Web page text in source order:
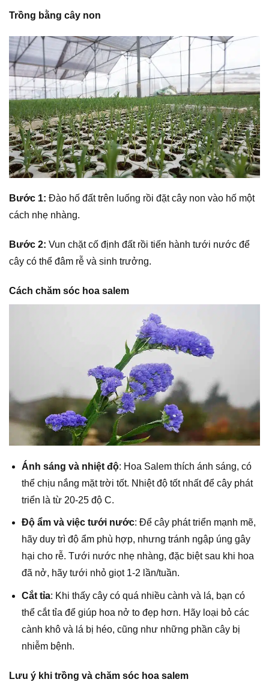
Trồng bằng cây non
Bước 1: Đào hố đất trên luống rồi đặt cây non vào hố một
cách nhẹ nhàng.
Bước 2: Vun chặt cố định đất rồi tiến hành tưới nước để
cây có thể đâm rễ và sinh trưởng.
Cách chăm sóc hoa salem
Ánh sáng và nhiệt độ: Hoa Salem thích ánh sáng, có
thể chịu nắng mặt trời tốt. Nhiệt độ tốt nhất để cây phát
triển là từ 20-25 độ C.
Độ ẩm và việc tưới nước: Để cây phát triển mạnh mẽ,
hãy duy trì độ ẩm phù hợp, nhưng tránh ngập úng gây
hại cho rễ. Tưới nước nhẹ nhàng, đặc biệt sau khi hoa
đã nở, hãy tưới nhỏ giọt 1-2 lần/tuần.
Cắt tỉa: Khi thấy cây có quá nhiều cành và lá, bạn có
thể cắt tỉa để giúp hoa nở to đẹp hơn. Hãy loại bỏ các
cành khô và lá bị héo, cũng như những phần cây bị
nhiễm bệnh.
Lưu ý khi trồng và chăm sóc hoa salem